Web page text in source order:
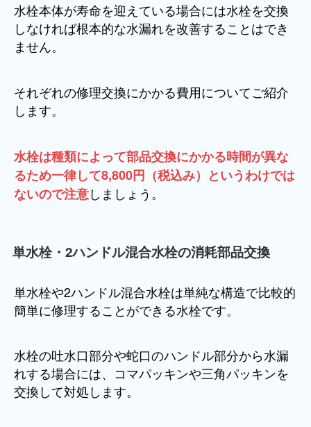
水栓本体が寿命を迎えている場合には水栓を交換
しなければ根本的な水漏れを改善することはでき
ません。
それぞれの修理交換にかかる費用についてご紹介
します。
水栓は種類によって部品交換にかかる時間が異な
るため一律して8,800円（税込み）というわけでは
ないので注意しましょう。
単水栓・2ハンドル混合水栓の消耗部品交換
単水栓や2ハンドル混合水栓は単純な構造で比較的
簡単に修理することができる水栓です。
水栓の吐水口部分や蛇口のハンドル部分から水漏
れする場合には、コマパッキンや三角パッキンを
交換して対処します。